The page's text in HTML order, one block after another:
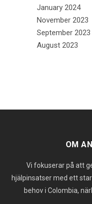
January 2024
November 2023
September 2023
August 2023
OM
Vi fokuserar på att
hjälpinsatser med ett
behov i Colombia,